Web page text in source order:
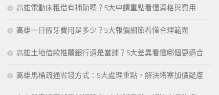
高雄電動床租借有補助嗎？5大申請重點看懂資格與費用
高雄一日假牙費用是多少？5大報價細節看懂合理範圍
高雄土地借款推薦銀行還是當鋪？5大差異看懂哪個更適合
高雄馬桶疏通省錢方式：5大處理重點，解決堵塞加價疑慮